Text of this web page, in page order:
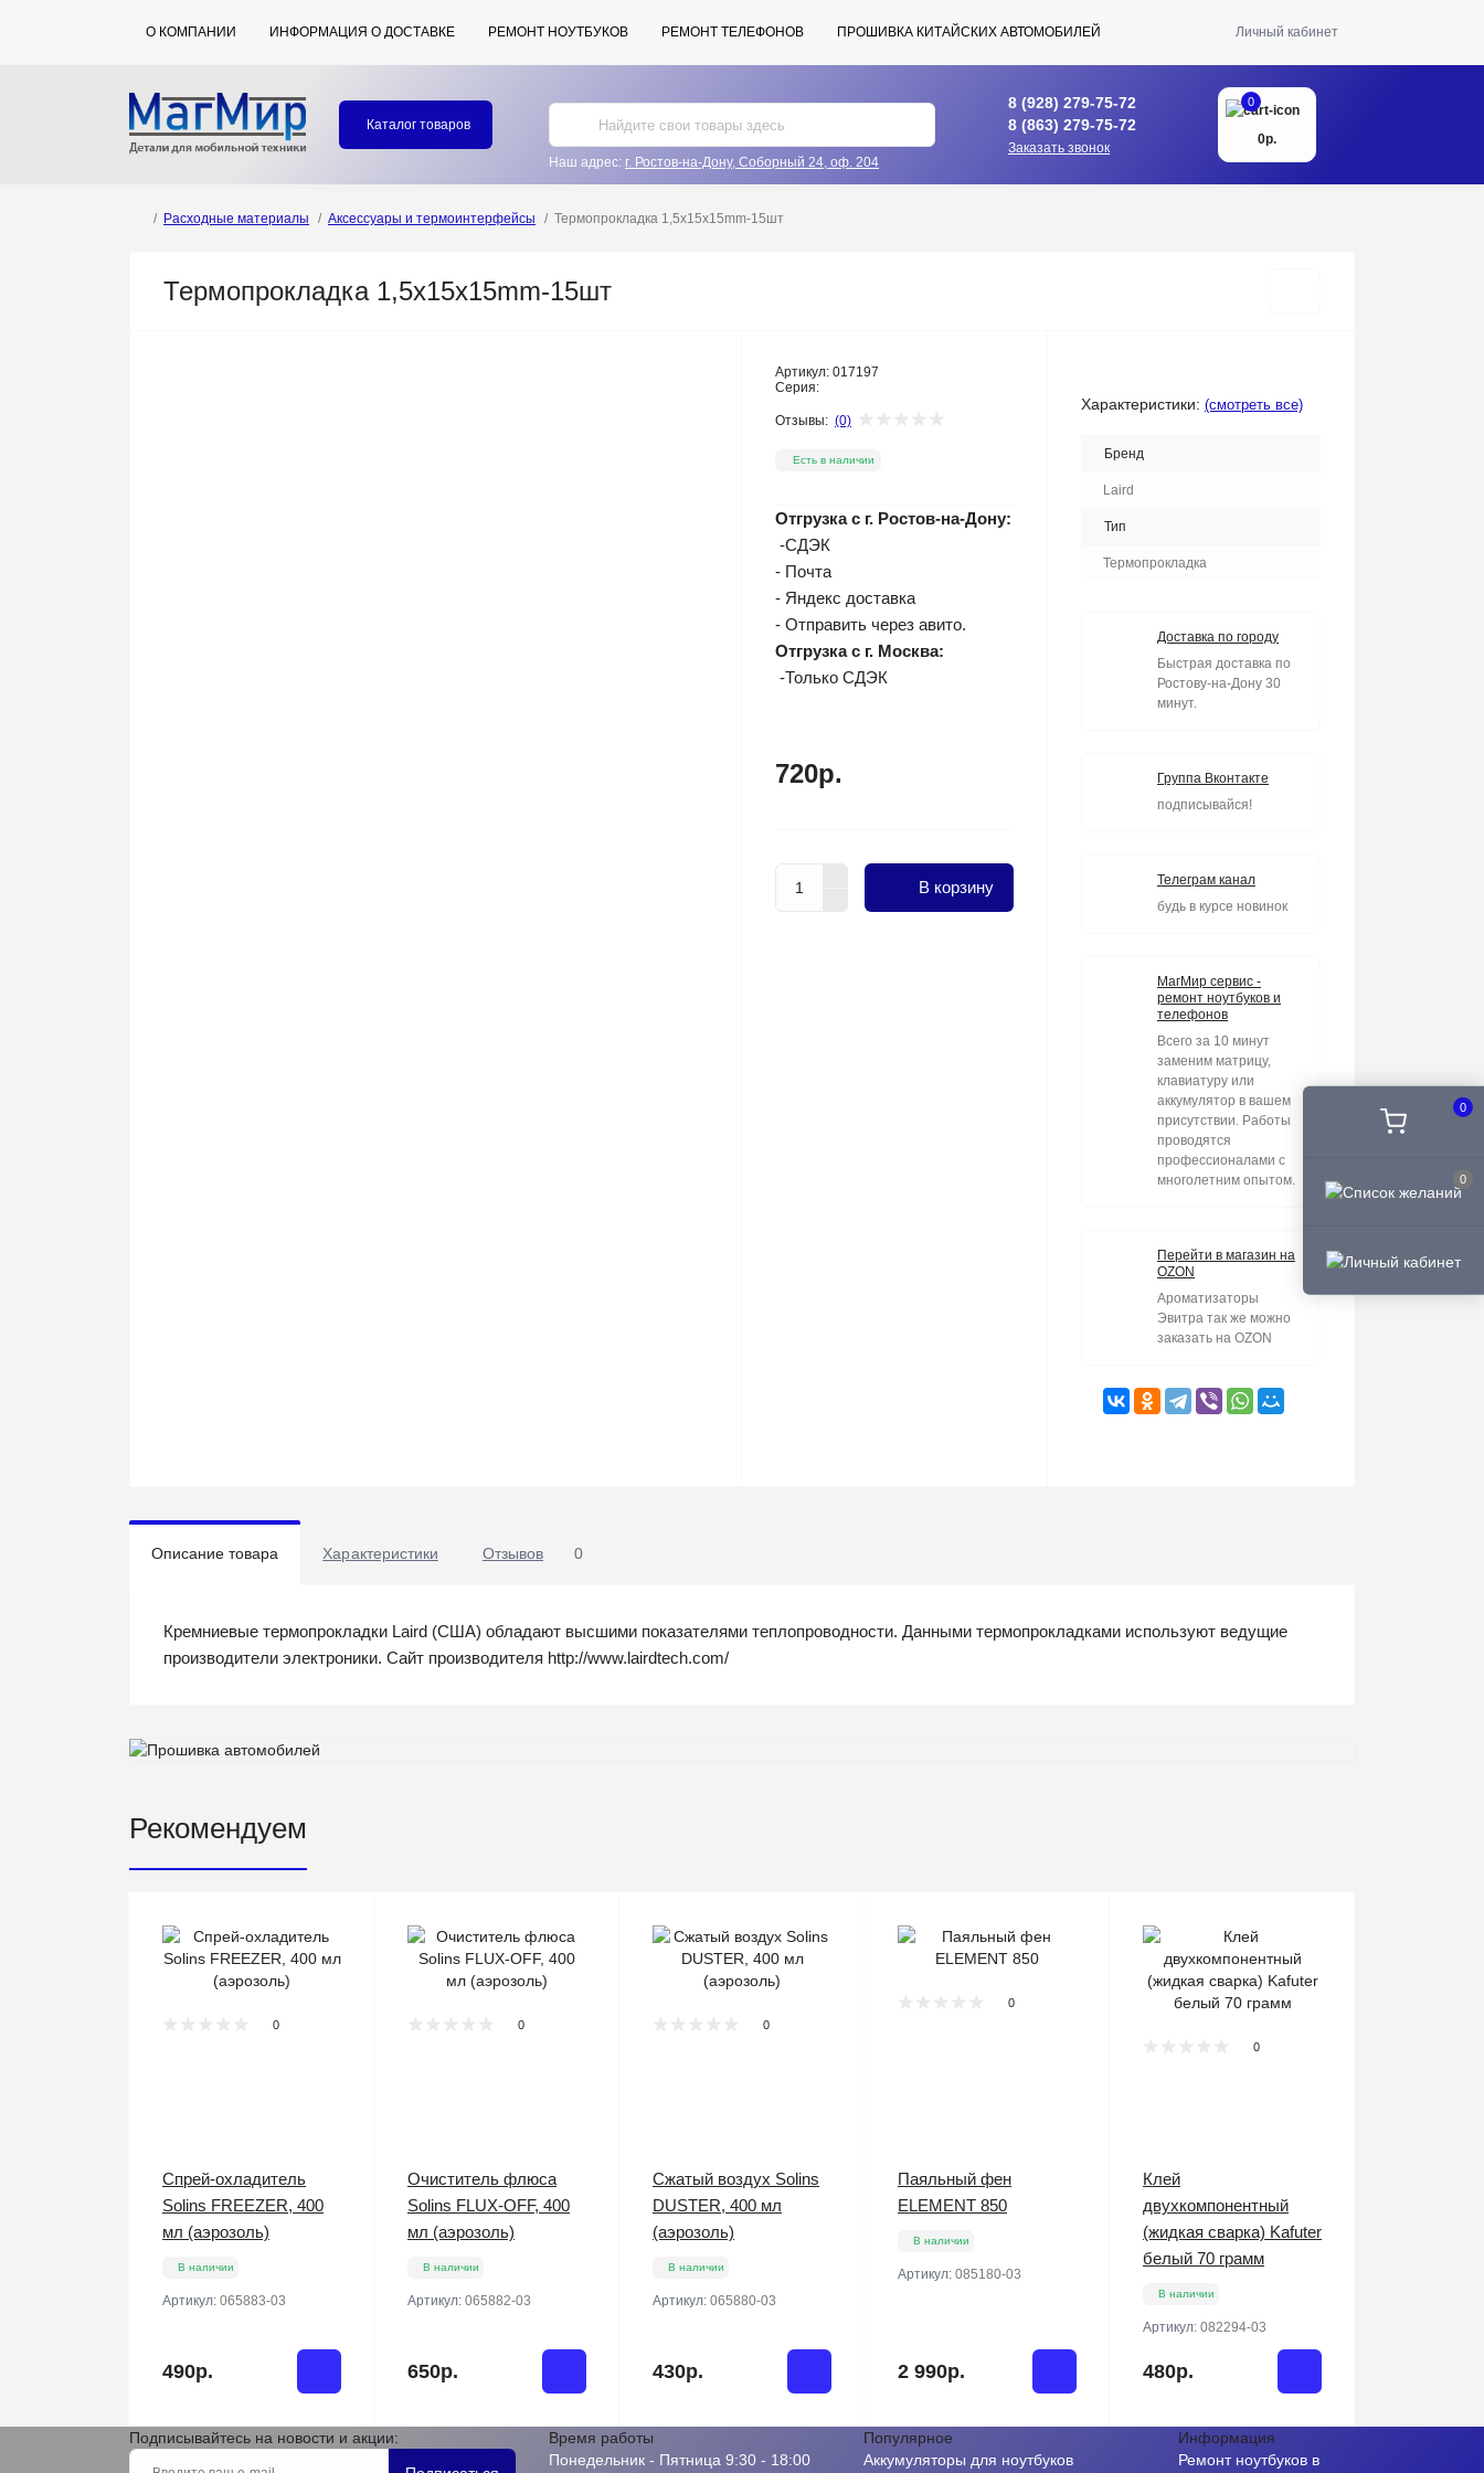
0
0
О КОМПАНИИ ИНФОРМАЦИЯ О ДОСТАВКЕ РЕМОНТ НОУТБУКОВ РЕМОНТ ТЕЛЕФОНОВ ПРОШИВКА КИТАЙСКИХ АВТОМОБИЛЕЙ Личный кабинет
Каталог товаров
Наш адрес: г. Ростов-на-Дону, Соборный 24, оф. 204
8 (928) 279-75-72
8 (863) 279-75-72
Заказать звонок
0
0р.
Расходные материалы Аксессуары и термоинтерфейсы Термопрокладка 1,5x15x15mm-15шт
Термопрокладка 1,5x15x15mm-15шт
Артикул: 017197
Серия:
Отзывы: (0)
Есть в наличии
Отгрузка с г. Ростов-на-Дону:
-СДЭК
- Почта
- Яндекс доставка
- Отправить через авито.
Отгрузка с г. Москва:
-Только СДЭК
720р.
В корзину
Характеристики: (смотреть все)
Бренд
Laird
Тип
Термопрокладка
Доставка по городу
Быстрая доставка по
Ростову-на-Дону 30
минут.
Группа Вконтакте
подписывайся!
Телеграм канал
будь в курсе новинок
МагМир сервис -
ремонт ноутбуков и
телефонов
Всего за 10 минут
заменим матрицу,
клавиатуру или
аккумулятор в вашем
присутствии. Работы
проводятся
профессионалами с
многолетним опытом.
Перейти в магазин на
OZON
Ароматизаторы
Эвитра так же можно
заказать на OZON
Описание товара Характеристики Отзывов 0
Кремниевые термопрокладки Laird (США) обладают высшими показателями теплопроводности. Данными термопрокладками используют ведущие
производители электроники. Сайт производителя http://www.lairdtech.com/
Рекомендуем
0
Спрей-охладитель
Solins FREEZER, 400
мл (аэрозоль)
В наличии
Артикул: 065883-03
490р.
0
Очиститель флюса
Solins FLUX-OFF, 400
мл (аэрозоль)
В наличии
Артикул: 065882-03
650р.
0
Сжатый воздух Solins
DUSTER, 400 мл
(аэрозоль)
В наличии
Артикул: 065880-03
430р.
0
Паяльный фен
ELEMENT 850
В наличии
Артикул: 085180-03
2 990р.
0
Клей
двухкомпонентный
(жидкая сварка) Kafuter
белый 70 грамм
В наличии
Артикул: 082294-03
480р.
Подписывайтесь на новости и акции:
Время работы
Понедельник - Пятница 9:30 - 18:00
Популярное
Аккумуляторы для ноутбуков
Информация
Ремонт ноутбуков в